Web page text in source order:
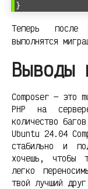
}
Теперь после
выполнятся
Выводы
Composer — это
PHP на
количество
Ubuntu 24.04
стабильно и
хочешь, чтобы
легко
твой лучший